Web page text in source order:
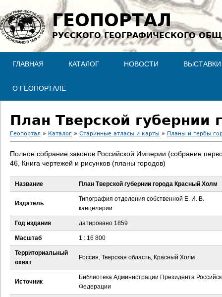
Jump to navigation
ГЕОПОРТАЛ
РУССКОГО ГЕОГРАФИЧЕСКОГО
ГЛАВНАЯ КАТАЛОГ НОВОСТИ ВЫСТАВКИ
О ГЕОПОРТАЛЕ
План Тверской
В
ы
д
е
с
ь
Геопортал » Каталог » Старинные атласы и карты » Планы и гербы
Полное собрание законов Российской Империи (собрание
46, Книга чертежей и рисунков (планы городов)
Название План Тверской губернии города Красный Холм
Издатель
Типография отделения собственной Е. И. В.
канцелярии
Год издания датировано 1859
Масштаб 1 : 16 800
Территориальный
охват
Россия, Тверская область, Красный Холм
Источник
Библиотека Администрации Президента
Федерации